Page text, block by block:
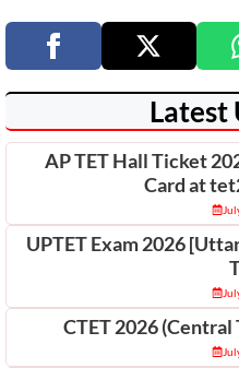
Latest
AP TET Hall Ticket
Card at
UPTET Exam 2026
CTET 2026